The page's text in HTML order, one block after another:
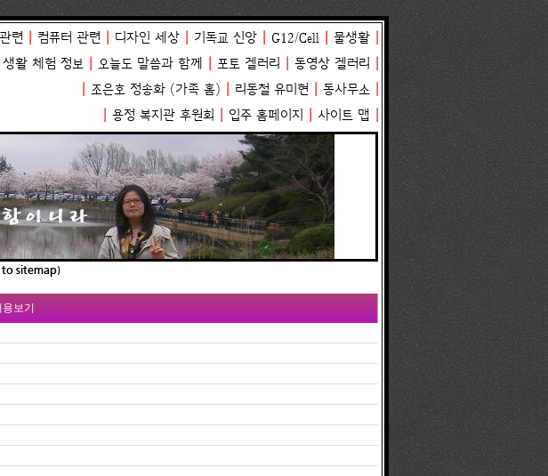
련 컴퓨터 관련 디자인 세상 기독교 신앙 G12/Cell 물생활
생활 체험 정보 오늘도 말씀과 함께 포토 겔러리 동영상 겔러리
조은호 정송화(가족 홈) 리동철 유미현 동사무소
용정 복지관 후원회 입주 홈페이지 사이트 맵
to sitemap)
보기